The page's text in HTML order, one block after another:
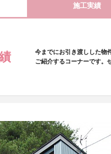
施工実績
今までにお引き渡しした物
ご紹介するコーナーです。